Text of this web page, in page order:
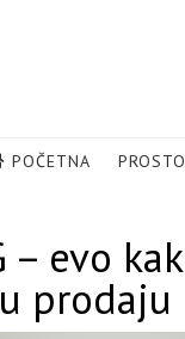
POČETNA
– evo
prodaju